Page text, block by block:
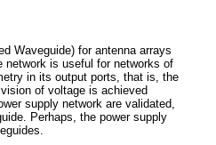
Waveguide) for antenna arrays
network is useful for networks of
in its output ports, that is, the
of voltage is achieved
supply network are validated,
Perhaps, the power supply